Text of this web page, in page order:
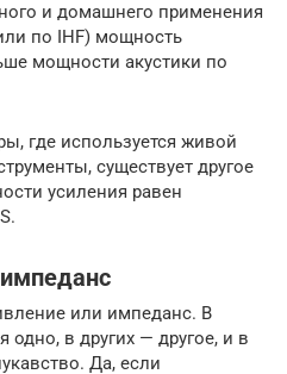
и домашнего применения
по IHF) мощность
мощности акустики по
где используется живой
существует другое
усиления равен
или импеданс. В
одно, в других — другое, и в
Да, если